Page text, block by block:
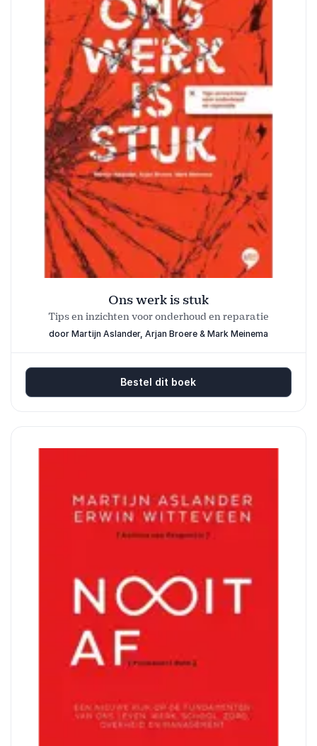
Ons werk is stuk
Tips en inzichten voor onderhoud en reparatie
door Martijn Aslander, Arjan Broere & Mark Meinema
Bestel dit boek